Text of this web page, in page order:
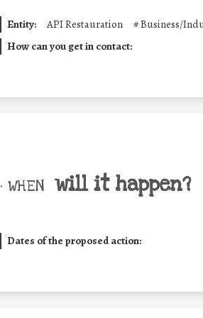
Entity: API Restauration #Business/
How can you get in contact:
• WHEN will it happen?
Dates of the proposed action: